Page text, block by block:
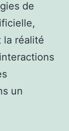
de
la réalité
un